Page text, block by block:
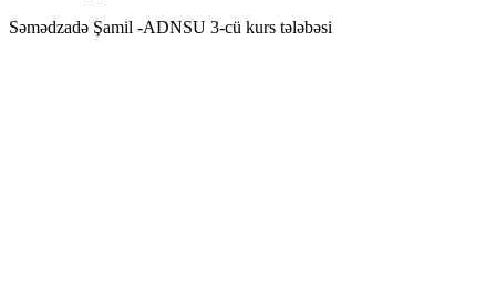
Səmədzadə Şamil -ADNSU 3-cü kurs tələbəsi